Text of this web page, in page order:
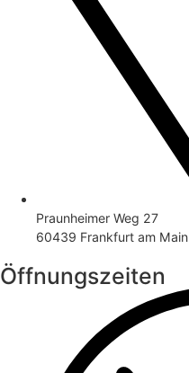
Praunheimer Weg 27
60439 Frankfurt am Main
Öffnungszeiten